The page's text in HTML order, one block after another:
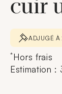
cuir
ADJUGÉ
*Hors frais
Estimation